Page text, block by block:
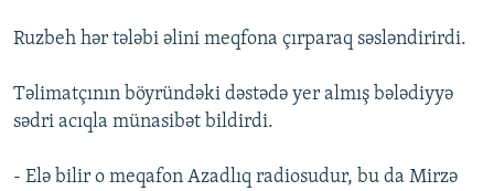
Ruzbeh hər tələbi əlini meqfona çırparaq səsləndirirdi.
Təlimatçının böyründəki dəstədə yer almış bələdiyyə
sədri acıqla münasibət bildirdi.
- Elə bilir o meqafon Azadlıq radiosudur, bu da Mirzə